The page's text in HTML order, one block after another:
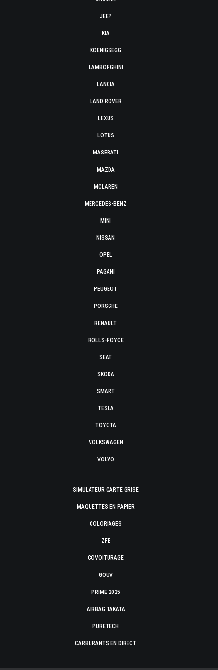
JEEP
KIA
KOENIGSEGG
LAMBORGHINI
LANCIA
LAND ROVER
LEXUS
LOTUS
MASERATI
MAZDA
MCLAREN
MERCEDES-BENZ
MINI
NISSAN
OPEL
PAGANI
PEUGEOT
PORSCHE
RENAULT
ROLLS-ROYCE
SEAT
SKODA
SMART
TESLA
TOYOTA
VOLKSWAGEN
VOLVO
SIMULATEUR CARTE GRISE
MAQUETTES EN PAPIER
COLORIAGES
ZFE
COVOITURAGE
GOUV
PRIME 2025
AIRBAG TAKATA
PURETECH
CARBURANTS EN DIRECT